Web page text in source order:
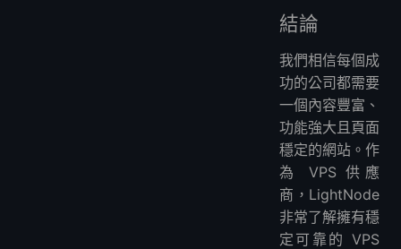
結論
我們相信每個成
功的公司都需要
一個內容豐富、
功能強大且頁面
穩定的網站。作
為 VPS 供應
商，LightNode
非常了解擁有穩
定可靠的 VPS